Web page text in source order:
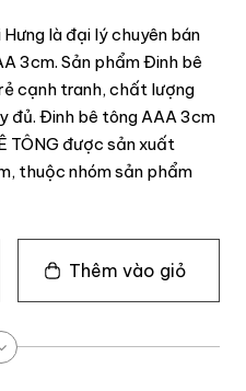
là đại lý chuyên bán
3cm. Sản phẩm Đinh bê
cạnh tranh, chất lượng
đủ. Đinh bê tông AAA 3cm
TÔNG được sản xuất
thuộc nhóm sản phẩm
Thêm vào giỏ